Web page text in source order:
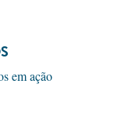
em ação